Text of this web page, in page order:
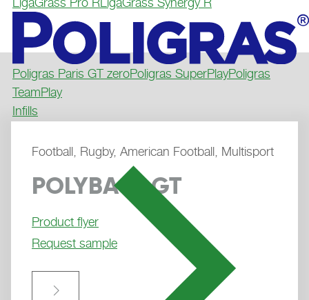
Poligras Paris GT zeroPoligras SuperPlayPoligras
TeamPlay
Infills
Football, Rugby, American Football, Multisport
POLYBASE GT
Product flyer
Request sample
